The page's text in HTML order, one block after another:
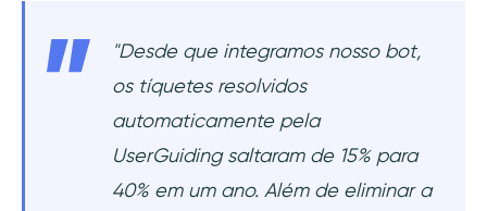
"Desde que integramos nosso bot,
os tíquetes resolvidos
automaticamente pela
UserGuiding saltaram de 15% para
40% em um ano. Além de eliminar a